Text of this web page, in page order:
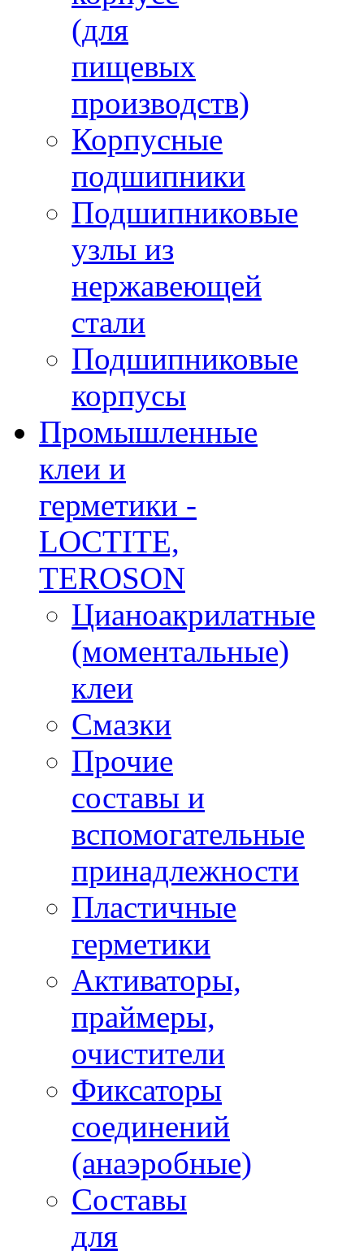
(для
пищевых
производств)
Корпусные
подшипники
Подшипниковые
узлы из
нержавеющей
стали
Подшипниковые
корпусы
Промышленные
клеи и
герметики -
LOCTITE,
TEROSON
Цианоакрилатные
(моментальные)
клеи
Смазки
Прочие
составы и
вспомогательные
принадлежности
Пластичные
герметики
Активаторы,
праймеры,
очистители
Фиксаторы
соединений
(анаэробные)
Составы
для